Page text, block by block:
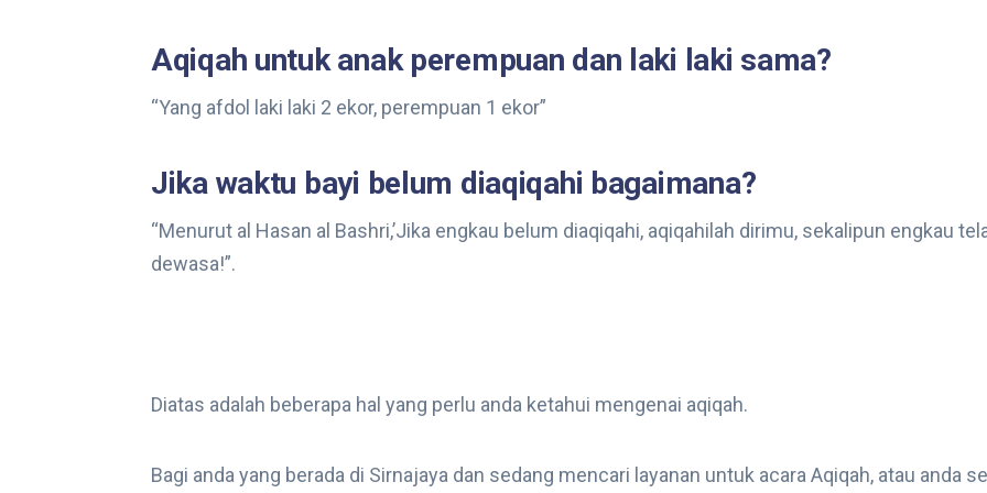
Aqiqah untuk anak perempuan dan laki laki sama?
“Yang afdol laki laki 2 ekor, perempuan 1 ekor”
Jika waktu bayi belum diaqiqahi bagaimana?
“Menurut al Hasan al Bashri,’Jika engkau belum diaqiqahi, aqiqahilah dirimu, sekalipun engkau
dewasa!”.
Diatas adalah beberapa hal yang perlu anda ketahui mengenai aqiqah.
Bagi anda yang berada di Sirnajaya dan sedang mencari layanan untuk acara Aqiqah, atau anda